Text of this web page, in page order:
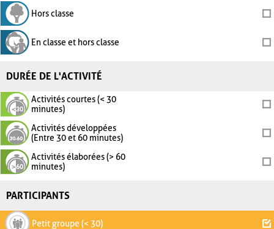
Hors classe
En classe et hors classe
DURÉE DE L'ACTIVITÉ
Activités courtes (< 30
minutes)
Activités développées
(Entre 30 et 60 minutes)
Activités élaborées (> 60
minutes)
PARTICIPANTS
Petit groupe (< 30)